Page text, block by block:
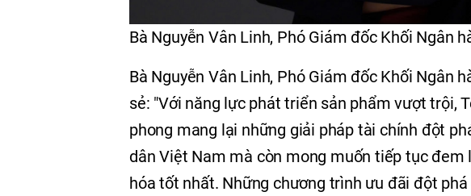
Bà Nguyễn Vân Linh, Phó Giám đốc Khối Ngân
Bà Nguyễn Vân Linh, Phó Giám đốc Khối Ngân
sẻ: "Với năng lực phát triển sản phẩm vượt trội,
phong mang lại những giải pháp tài chính đột
dân Việt Nam mà còn mong muốn tiếp tục
hóa tốt nhất. Những chương trình ưu đãi đột